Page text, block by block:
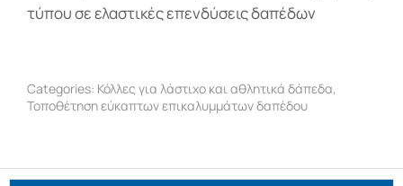
τύπου σε ελαστικές επενδύσεις δαπέδων
Categories: Κόλλες για λάστιχο και αθλητικά δάπεδα,
Τοποθέτηση εύκαπτων επικαλυμμάτων δαπέδου